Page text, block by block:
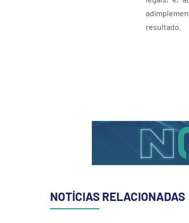
resultado.
NOTÍCIAS RELACIONADAS